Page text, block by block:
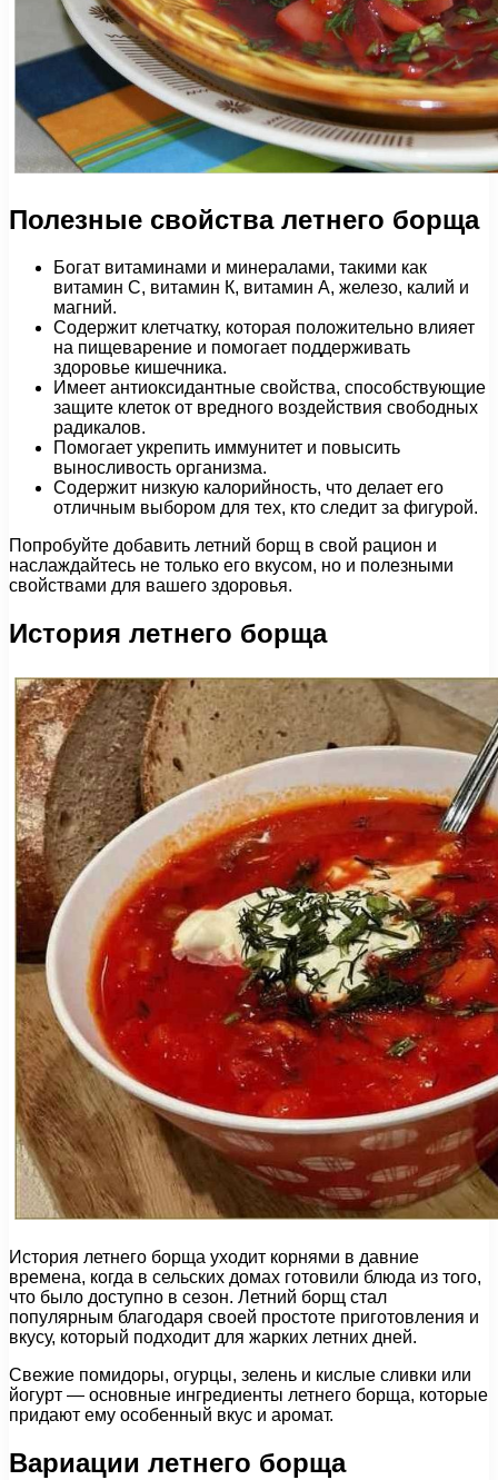
Полезные свойства летнего борща
Богат витаминами и минералами, такими как
витамин С, витамин К, витамин А, железо, калий и
магний.
Содержит клетчатку, которая положительно влияет
на пищеварение и помогает поддерживать
здоровье кишечника.
Имеет антиоксидантные свойства, способствующие
защите клеток от вредного воздействия свободных
радикалов.
Помогает укрепить иммунитет и повысить
выносливость организма.
Содержит низкую калорийность, что делает его
отличным выбором для тех, кто следит за фигурой.
Попробуйте добавить летний борщ в свой рацион и
наслаждайтесь не только его вкусом, но и полезными
свойствами для вашего здоровья.
История летнего борща
История летнего борща уходит корнями в давние
времена, когда в сельских домах готовили блюда из того,
что было доступно в сезон. Летний борщ стал
популярным благодаря своей простоте приготовления и
вкусу, который подходит для жарких летних дней.
Свежие помидоры, огурцы, зелень и кислые сливки или
йогурт — основные ингредиенты летнего борща, которые
придают ему особенный вкус и аромат.
Вариации летнего борща